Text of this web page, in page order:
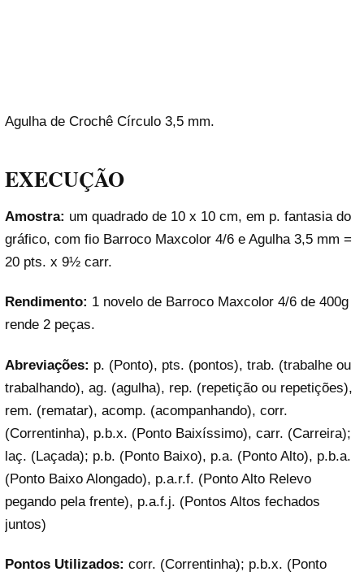
Agulha de Crochê Círculo 3,5 mm.
EXECUÇÃO
Amostra: um quadrado de 10 x 10 cm, em p. fantasia do
gráfico, com fio Barroco Maxcolor 4/6 e Agulha 3,5 mm =
20 pts. x 9½ carr.
Rendimento: 1 novelo de Barroco Maxcolor 4/6 de 400g
rende 2 peças.
Abreviações: p. (Ponto), pts. (pontos), trab. (trabalhe ou
trabalhando), ag. (agulha), rep. (repetição ou repetições),
rem. (rematar), acomp. (acompanhando), corr.
(Correntinha), p.b.x. (Ponto Baixíssimo), carr. (Carreira);
laç. (Laçada); p.b. (Ponto Baixo), p.a. (Ponto Alto), p.b.a.
(Ponto Baixo Alongado), p.a.r.f. (Ponto Alto Relevo
pegando pela frente), p.a.f.j. (Pontos Altos fechados
juntos)
Pontos Utilizados: corr. (Correntinha); p.b.x. (Ponto